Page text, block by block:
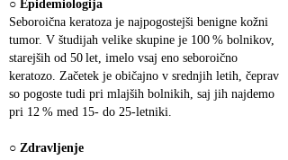
○ Epidemiologija
Seboroična keratoza je najpogostejši benigne kožni
tumor. V študijah velike skupine je 100 % bolnikov,
starejših od 50 let, imelo vsaj eno seboroično
keratozo. Začetek je običajno v srednjih letih, čeprav
so pogoste tudi pri mlajših bolnikih, saj jih najdemo
pri 12 % med 15‑ do 25‑letniki.
○ Zdravljenje